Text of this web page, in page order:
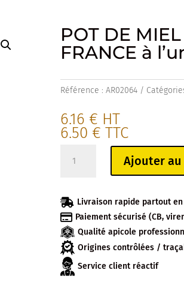
POT DE
FRANCE à
Référence :AR02064
6.16 € HT
6.50 € TTC
MIEL
DE
FLEURS
CREMEUX
DE
FRANCE
Ajouter
 Livraison rapide partout en
 Paiement sécurisé (CB,
Qualité apicole
Origines contrôlées /
Service client réactif